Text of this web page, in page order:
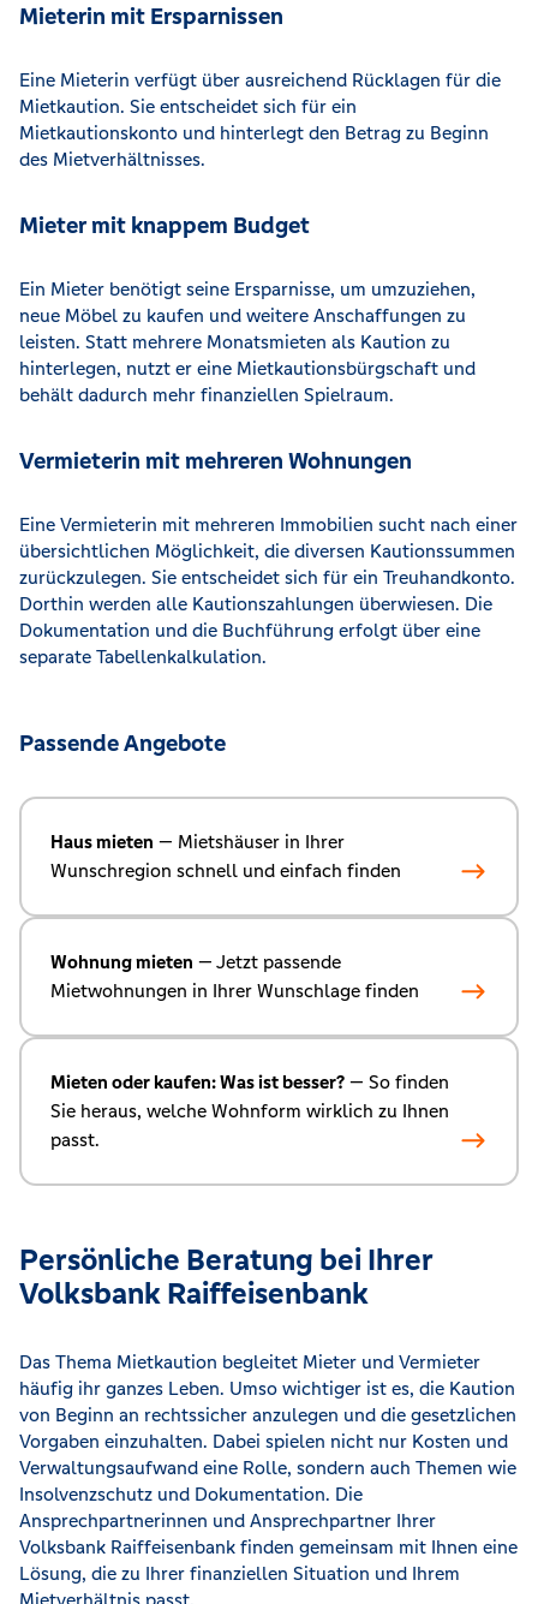
Mieterin mit Ersparnissen
Eine Mieterin verfügt über ausreichend Rücklagen für die
Mietkaution. Sie entscheidet sich für ein
Mietkautionskonto und hinterlegt den Betrag zu Beginn
des Mietverhältnisses.
Mieter mit knappem Budget
Ein Mieter benötigt seine Ersparnisse, um umzuziehen,
neue Möbel zu kaufen und weitere Anschaffungen zu
leisten. Statt mehrere Monatsmieten als Kaution zu
hinterlegen, nutzt er eine Mietkautionsbürgschaft und
behält dadurch mehr finanziellen Spielraum.
Vermieterin mit mehreren Wohnungen
Eine Vermieterin mit mehreren Immobilien sucht nach einer
übersichtlichen Möglichkeit, die diversen Kautionssummen
zurückzulegen. Sie entscheidet sich für ein Treuhandkonto.
Dorthin werden alle Kautionszahlungen überwiesen. Die
Dokumentation und die Buchführung erfolgt über eine
separate Tabellenkalkulation.
Passende Angebote
Haus mieten — Mietshäuser in Ihrer
Wunschregion schnell und einfach finden
Wohnung mieten — Jetzt passende
Mietwohnungen in Ihrer Wunschlage finden
Mieten oder kaufen: Was ist besser? — So finden
Sie heraus, welche Wohnform wirklich zu Ihnen
passt.
Persönliche Beratung bei Ihrer
Volksbank Raiffeisenbank
Das Thema Mietkaution begleitet Mieter und Vermieter
häufig ihr ganzes Leben. Umso wichtiger ist es, die Kaution
von Beginn an rechtssicher anzulegen und die gesetzlichen
Vorgaben einzuhalten. Dabei spielen nicht nur Kosten und
Verwaltungsaufwand eine Rolle, sondern auch Themen wie
Insolvenzschutz und Dokumentation. Die
Ansprechpartnerinnen und Ansprechpartner Ihrer
Volksbank Raiffeisenbank finden gemeinsam mit Ihnen eine
Lösung, die zu Ihrer finanziellen Situation und Ihrem